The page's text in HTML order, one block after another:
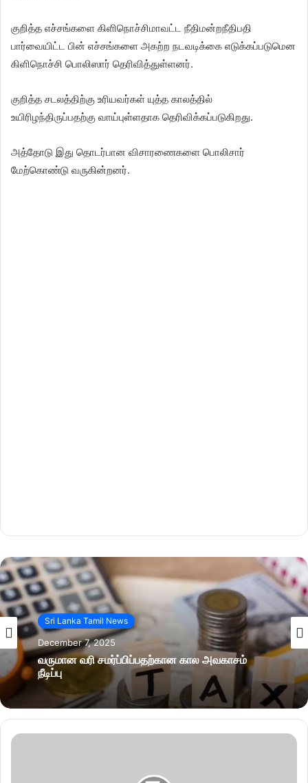
குறித்த எச்சங்களை கிளிநொச்சிமாவட்ட நீதிமன்றநீதிபதி
பார்வையிட்ட பின் எச்சங்களை அகற்ற நடவடிக்கை எடுக்கப்படுமென
கிளிநொச்சி பொலிஸார் தெரிவித்துள்ளனர்.
குறித்த சடலத்திற்கு உரியவர்கள் யுத்த காலத்தில்
உயிரிழந்திருப்பதற்கு வாய்புள்ளதாக தெரிவிக்கப்படுகிறது.
அத்தோடு இது தொடர்பான விசாரணைகளை பொலிசார்
மேற்கொண்டு வருகின்றனர்.
Sri Lanka Tamil News
December 7, 2025
வருமான வரி சமர்ப்பிப்பதற்கான கால அவகாசம்
நீடிப்பு